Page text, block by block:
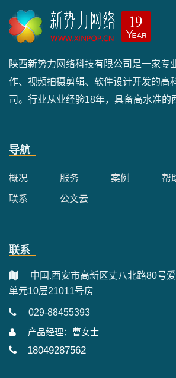
陕西新势力网络科技有限公司是一家专
作、视频拍摄剪辑、软件设计开发的高
司。行业从业经验18年，具备高水准的
导航
概况 服务 案例 帮
联系 公文云
联系
中国.西安市高新区丈八北路80号
单元10层21011号房
029-88455393
产品经理：曹女士
18049287562